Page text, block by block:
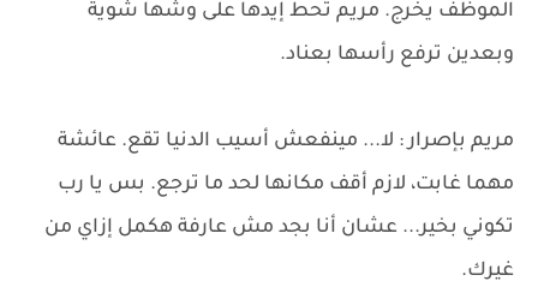
الموظف يخرج. مريم تحط إيدها على وشها شوية
وبعدين ترفع رأسها بعناد.
مريم بإصرار : لا... مينفعش أسيب الدنيا تقع. عائشة
مهما غابت، لازم أقف مكانها لحد ما ترجع. بس يا رب
تكوني بخير... عشان أنا بجد مش عارفة هكمل إزاي من
غيرك.